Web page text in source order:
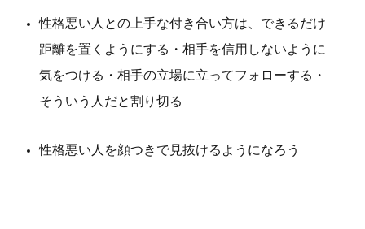
性格悪い人との上手な付き合い方は、できるだけ
距離を置くようにする・相手を信用しないように
気をつける・相手の立場に立ってフォローする・
そういう人だと割り切る
性格悪い人を顔つきで見抜けるようになろう